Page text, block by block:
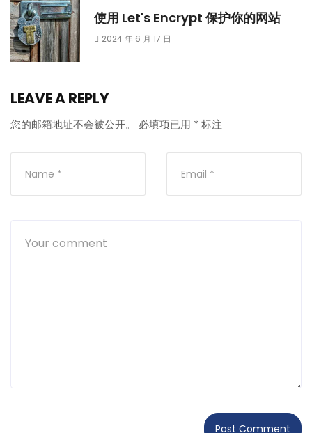
使用 Let's Encrypt 保护你的网站
2024 年 6 月 17 日
LEAVE A REPLY
您的邮箱地址不会被公开。 必填项已用 * 标注